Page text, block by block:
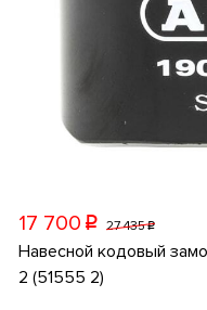
17 700 p 27 435p
Навесной кодовый
2 (51555 2)